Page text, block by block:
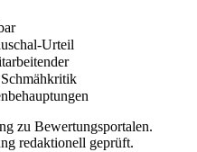
Urteil
zu Bewertungsportalen.
redaktionell geprüft.